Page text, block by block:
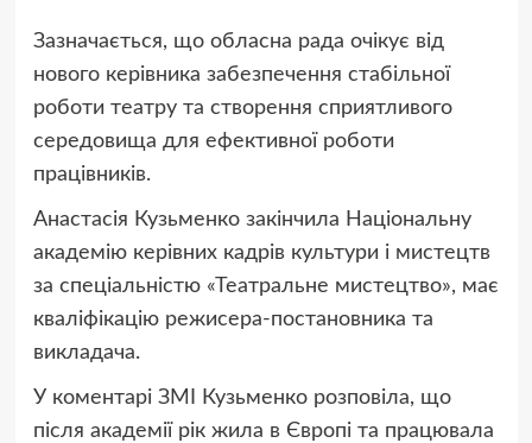
Зазначається, що обласна рада очікує від
нового керівника забезпечення стабільної
роботи театру та створення сприятливого
середовища для ефективної роботи
працівників.
Анастасія Кузьменко закінчила Національну
академію керівних кадрів культури і мистецтв
за спеціальністю «Театральне мистецтво», має
кваліфікацію режисера‑постановника та
викладача.
У коментарі ЗМІ Кузьменко розповіла, що
після академії рік жила в Європі та працювала